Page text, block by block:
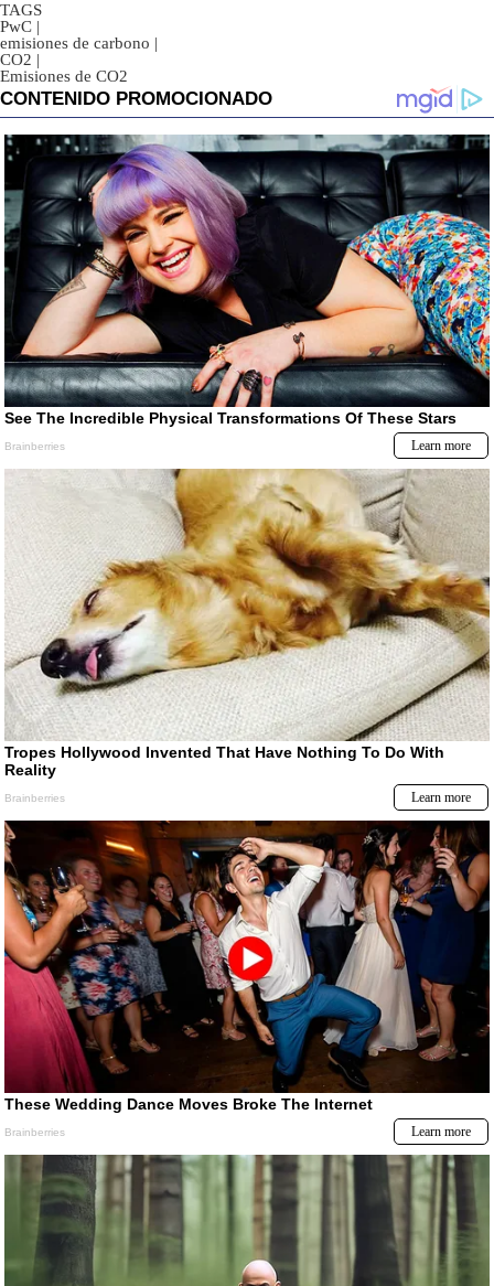
TAGS
PwC |
emisiones de carbono |
CO2 |
Emisiones de CO2